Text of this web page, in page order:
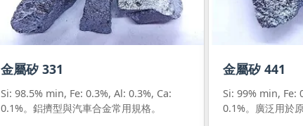
金屬矽 331
Si: 98.5% min, Fe: 0.3%, Al: 0.3%, Ca:
0.1%。鋁擠型與汽車合金常用規格。
金屬矽 441
Si: 99% min, Fe:
0.1%。廣泛用於